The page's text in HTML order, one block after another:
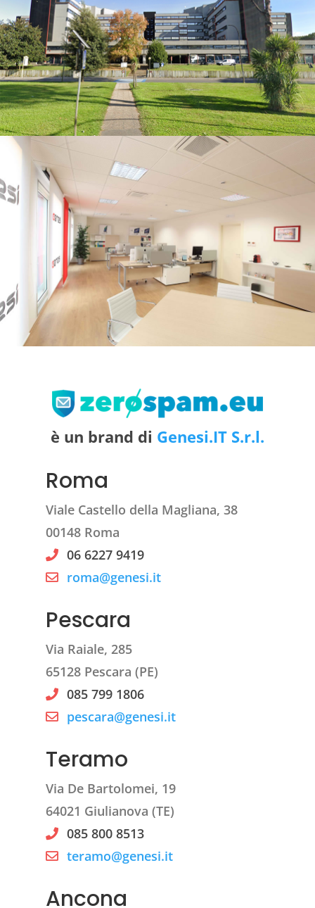
è un brand di Genesi.IT S.r.l.
Roma
Viale Castello della Magliana, 38
00148 Roma
06 6227 9419
roma@genesi.it
Pescara
Via Raiale, 285
65128 Pescara (PE)
085 799 1806
pescara@genesi.it
Teramo
Via De Bartolomei, 19
64021 Giulianova (TE)
085 800 8513
teramo@genesi.it
Ancona